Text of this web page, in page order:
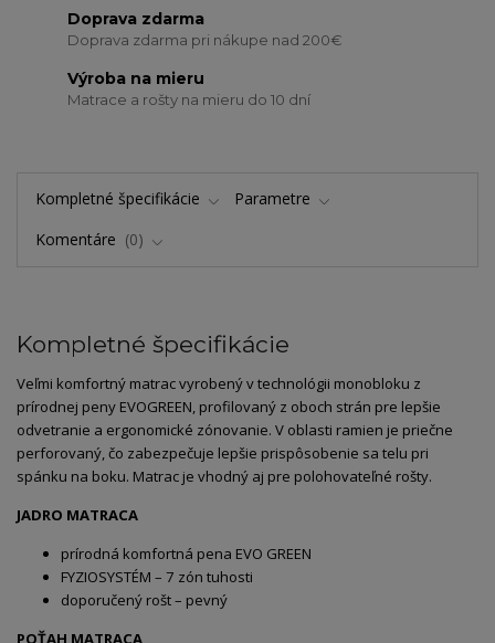
Doprava zdarma
Doprava zdarma pri nákupe nad 200€
Výroba na mieru
Matrace a rošty na mieru do 10 dní
Kompletné špecifikácie
Parametre
Komentáre
0
Kompletné špecifikácie
Veľmi komfortný matrac vyrobený v technológii monobloku z
prírodnej peny EVOGREEN, profilovaný z oboch strán pre lepšie
odvetranie a ergonomické zónovanie. V oblasti ramien je priečne
perforovaný, čo zabezpečuje lepšie prispôsobenie sa telu pri
spánku na boku. Matrac je vhodný aj pre polohovateľné rošty.
JADRO MATRACA
prírodná komfortná pena EVO GREEN
FYZIOSYSTÉM – 7 zón tuhosti
doporučený rošt – pevný
POŤAH MATRACA